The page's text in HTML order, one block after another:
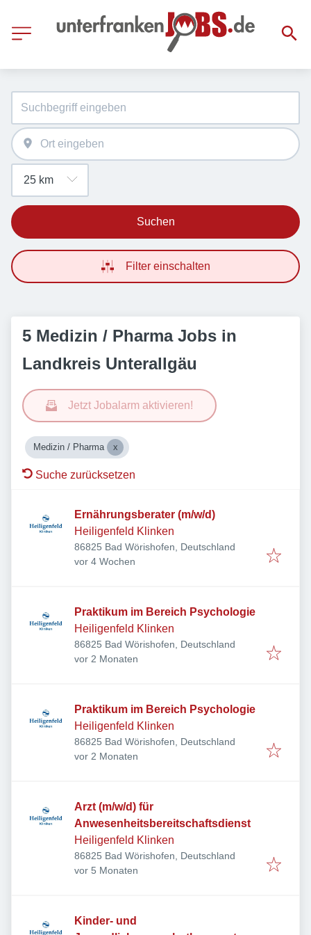
Suchen
Filter einschalten
5 Medizin / Pharma Jobs in
Landkreis Unterallgäu
Jetzt Jobalarm aktivieren!
Medizin / Pharma
Suche zurücksetzen
Ernährungsberater (m/w/d)
Heiligenfeld Klinken
86825 Bad Wörishofen, Deutschland
Veröffentlicht:
vor 4 Wochen
Praktikum im Bereich Psychologie
Heiligenfeld Klinken
86825 Bad Wörishofen, Deutschland
Veröffentlicht:
vor 2 Monaten
Praktikum im Bereich Psychologie
Heiligenfeld Klinken
86825 Bad Wörishofen, Deutschland
Veröffentlicht:
vor 2 Monaten
Arzt (m/w/d) für
Anwesenheitsbereitschaftsdienst
Heiligenfeld Klinken
86825 Bad Wörishofen, Deutschland
Veröffentlicht:
vor 5 Monaten
Kinder- und